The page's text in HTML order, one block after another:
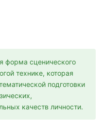
форма сценического
технике, которая
подготовки
качеств личности.